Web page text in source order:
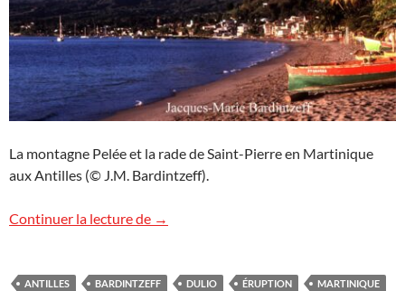
La montagne Pelée et la rade de Saint-Pierre en Martinique
aux Antilles (© J.M. Bardintzeff).
Continuer la lecture de Anniversaire de l’éruption de la
→
ANTILLES BARDINTZEFF DULIO ÉRUPTION
MARTINIQUE